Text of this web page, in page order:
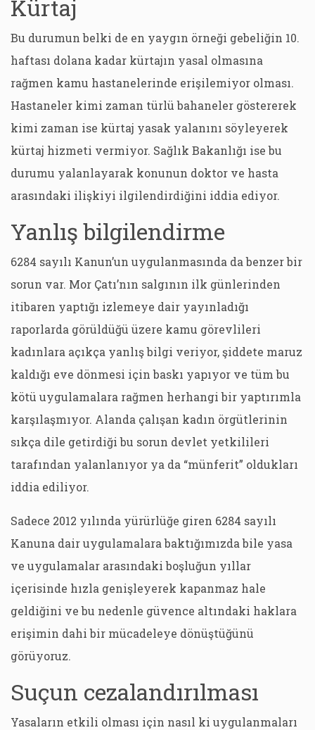
Kürtaj
Bu durumun belki de en yaygın örneği gebeliğin 10.
haftası dolana kadar kürtajın yasal olmasına
rağmen kamu hastanelerinde erişilemiyor olması.
Hastaneler kimi zaman türlü bahaneler göstererek
kimi zaman ise kürtaj yasak yalanını söyleyerek
kürtaj hizmeti vermiyor. Sağlık Bakanlığı ise bu
durumu yalanlayarak konunun doktor ve hasta
arasındaki ilişkiyi ilgilendirdiğini iddia ediyor.
Yanlış bilgilendirme
6284 sayılı Kanun’un uygulanmasında da benzer bir
sorun var. Mor Çatı’nın salgının ilk günlerinden
itibaren yaptığı izlemeye dair yayınladığı
raporlarda görüldüğü üzere kamu görevlileri
kadınlara açıkça yanlış bilgi veriyor, şiddete maruz
kaldığı eve dönmesi için baskı yapıyor ve tüm bu
kötü uygulamalara rağmen herhangi bir yaptırımla
karşılaşmıyor. Alanda çalışan kadın örgütlerinin
sıkça dile getirdiği bu sorun devlet yetkilileri
tarafından yalanlanıyor ya da “münferit” oldukları
iddia ediliyor.
Sadece 2012 yılında yürürlüğe giren 6284 sayılı
Kanuna dair uygulamalara baktığımızda bile yasa
ve uygulamalar arasındaki boşluğun yıllar
içerisinde hızla genişleyerek kapanmaz hale
geldiğini ve bu nedenle güvence altındaki haklara
erişimin dahi bir mücadeleye dönüştüğünü
görüyoruz.
Suçun cezalandırılması
Yasaların etkili olması için nasıl ki uygulanmaları